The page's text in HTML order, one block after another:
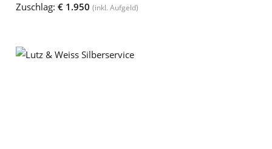
Zuschlag: € 1.950 (inkl. Aufgeld)